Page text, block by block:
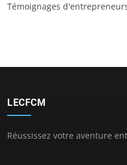
Témoignages
LECFCM
Réussissez votre aventure